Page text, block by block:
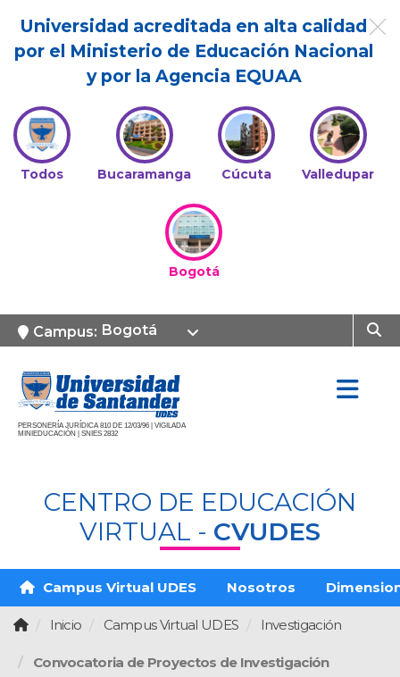
Universidad acreditada en alta calidad
por el Ministerio de Educación Nacional
y por la Agencia EQUAA
Todos Bucaramanga Cúcuta Valledupar
Bogotá
Campus: Bogotá
PERSONERÍA JURÍDICA 810 DE 12/03/96 | VIGILADA
MINIEDUCACIÓN | SNIES 2832
CENTRO DE EDUCACIÓN
VIRTUAL - CVUDES
Campus Virtual UDES Nosotros
Inicio Campus Virtual UDES Investigación
Convocatoria de Proyectos de Investigación